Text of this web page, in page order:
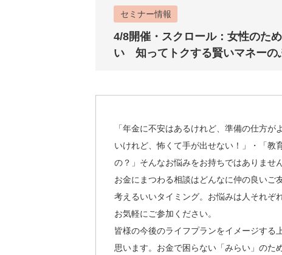
セミナー情報
4/8開催・スクロール：女性のた
い 知ってトクする賢いマネーの
「年金に不安はあるけれど、準備の仕方
いけれど、怖くて手が出せない！」・「教
の？」そんなお悩みをお持ちではありませ
お金にまつわる相談はどんなに仲の良いご
考えるいいタイミング。お悩みは人それぞ
お気軽にご参加ください。
皆様の今後のライフプランをイメージする
思います。お金で困らない「みらい」のた